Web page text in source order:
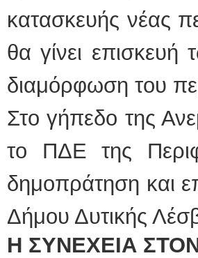
κατασκευής νέας
θα γίνει
διαμόρφωση του
Στο γήπεδο της
το ΠΔΕ της
δημοπράτηση και
Δήμου Δυτικής
Η ΣΥΝΕΧΕΙΑ